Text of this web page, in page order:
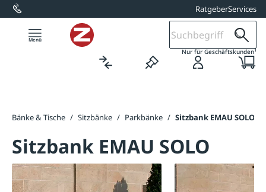
springen RatgeberServices
Nur für Geschäftskunden1
Bänke & Tische / Sitzbänke / Parkbänke / Sitzbank EMAU SOLO
Sitzbank EMAU SOLO